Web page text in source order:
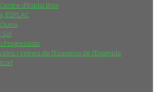
d'Esplai Boix
ESPLAC
Sol
Progressista
i Veïnes de l’Esquerra de l’Eixample